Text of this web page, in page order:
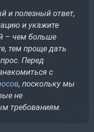
и полезный ответ,
и укажите
– чем больше
тем проще дать
Перед
с
, поскольку мы
не
требованиям.